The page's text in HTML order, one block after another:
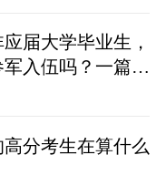
届大学毕业生，
入伍吗？一篇看
分考生在算什么